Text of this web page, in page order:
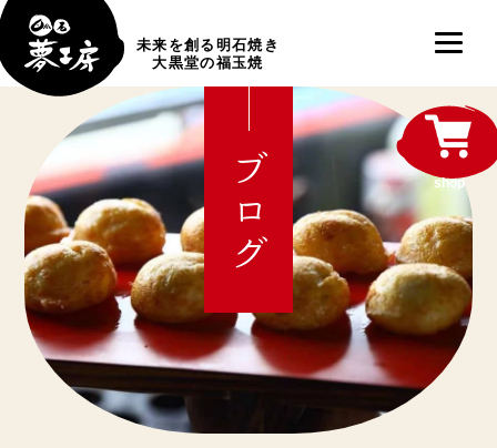
未来を創る明石焼き
大黒堂の福玉焼
ブログ shop